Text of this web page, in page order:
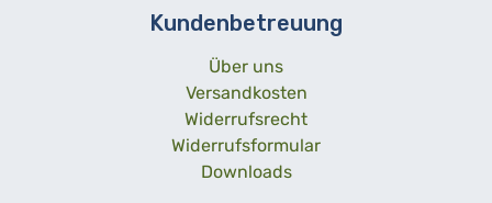
Kundenbetreuung
Über uns
Versandkosten
Widerrufsrecht
Widerrufsformular
Downloads